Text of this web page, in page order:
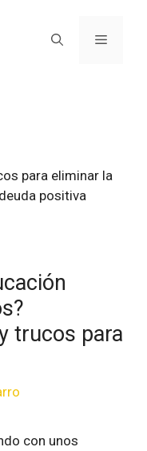
para eliminar la
positiva
trucos para
con unos